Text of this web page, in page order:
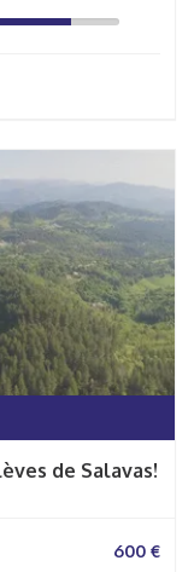
de Salavas!
600 €